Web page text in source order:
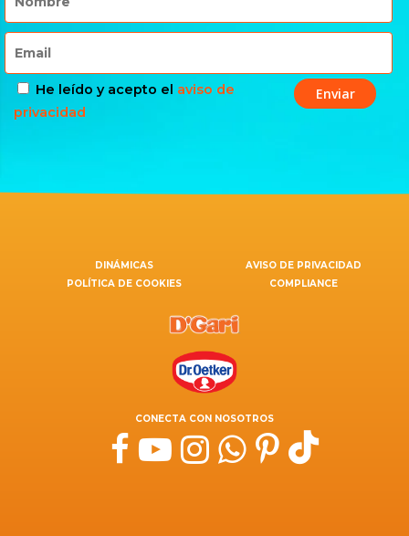
He leído y acepto el aviso de
privacidad
DINÁMICAS
AVISO DE PRIVACIDAD
POLÍTICA DE COOKIES
COMPLIANCE
CONECTA CON NOSOTROS